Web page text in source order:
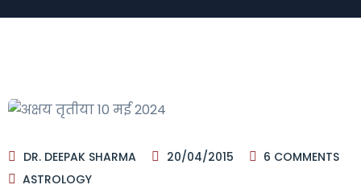
DR. DEEPAK SHARMA 20/04/2015 6 COMMENTS
ASTROLOGY